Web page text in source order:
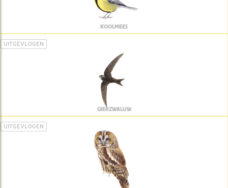
KOOLMEES
UITGEVLOGEN
GIERZWALUW
UITGEVLOGEN